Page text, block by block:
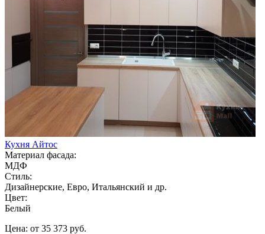
Кухня Айтос
Материал фасада:
МДФ
Стиль:
Дизайнерские, Евро, Итальянский и др.
Цвет:
Белый
Цена: от 35 373 руб.